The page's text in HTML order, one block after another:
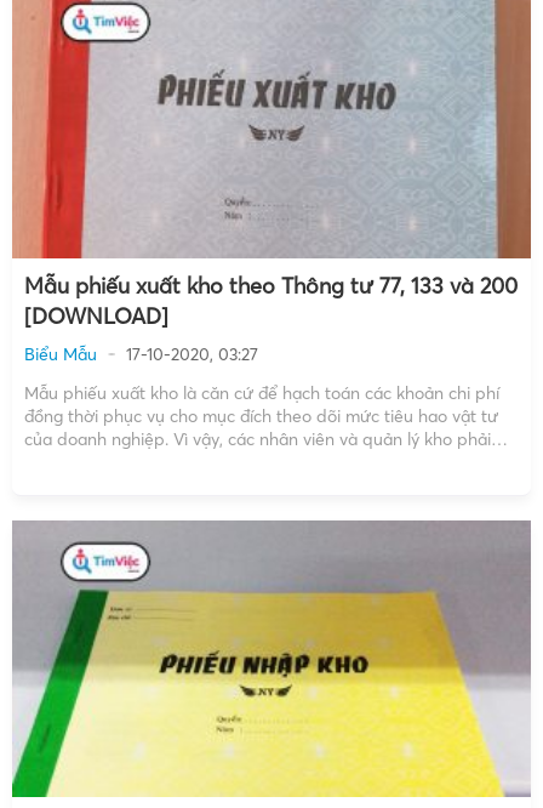
Mẫu phiếu xuất kho theo Thông tư 77, 133 và 200
[DOWNLOAD]
Biểu Mẫu
17-10-2020, 03:27
Mẫu phiếu xuất kho là căn cứ để hạch toán các khoản chi phí
đồng thời phục vụ cho mục đích theo dõi mức tiêu hao vật tư
của doanh nghiệp. Vì vậy, các nhân viên và quản lý kho phải